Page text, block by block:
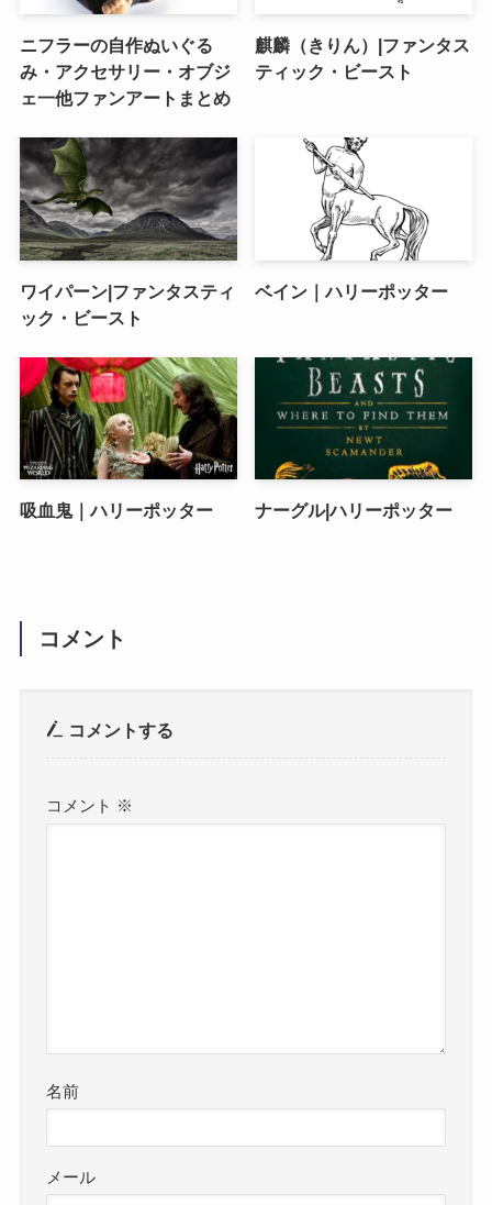
ニフラーの自作ぬいぐる
み・アクセサリー・オブジ
ェ一他ファンアートまとめ
麒麟（きりん）|ファンタス
ティック・ビースト
ワイパーン|ファンタスティ
ック・ビースト
ベイン｜ハリーポッター
吸血鬼｜ハリーポッター ナーグル|ハリーポッター
コメント
コメントする
コメント ※
名前
メール